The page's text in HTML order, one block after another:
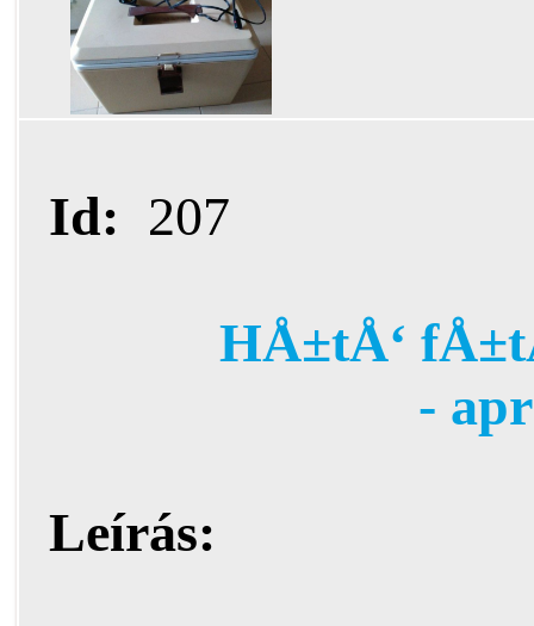
Id: 207
HÅ±tÅ‘
-
Leírás: